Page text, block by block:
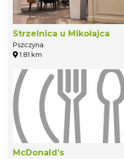
Strzelnica u Mikołajca
Pszczyna
1.81 km
McDonald’s